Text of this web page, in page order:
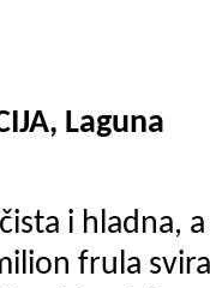
Laguna
i hladna,
frula